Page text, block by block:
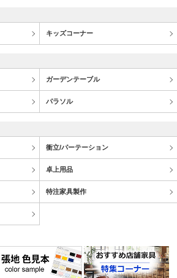
キッズコーナー
ガーデンテーブル
パラソル
衝立/パーテーション
卓上用品
特注家具製作